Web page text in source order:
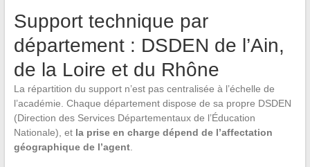
Support technique par
département : DSDEN de l’Ain,
de la Loire et du Rhône
La répartition du support n’est pas centralisée à l’échelle de
l’académie. Chaque département dispose de sa propre DSDEN
(Direction des Services Départementaux de l’Éducation
Nationale), et la prise en charge dépend de l’affectation
géographique de l’agent.